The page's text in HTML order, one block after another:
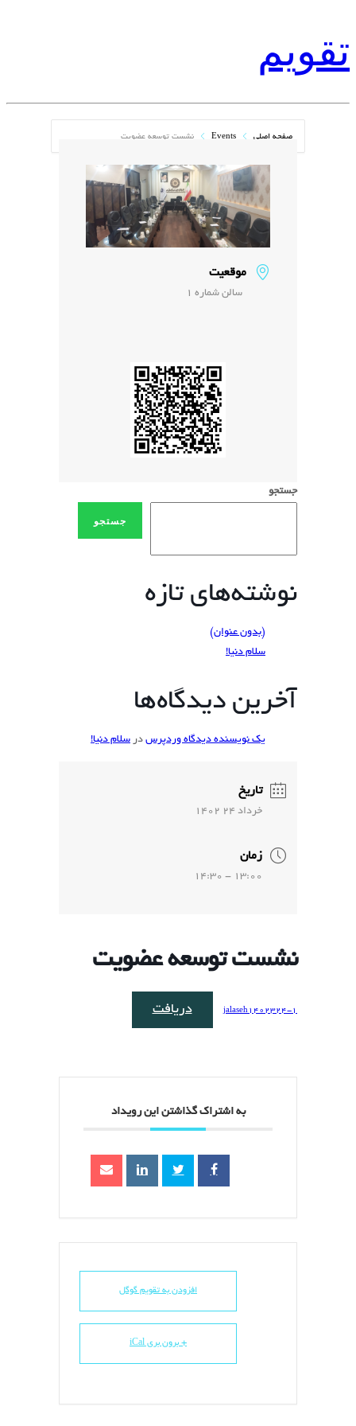
تقویم
صفحه اصلی Events نشست توسعه عضویت
موقعیت
سالن شماره 1
جستجو
جستجو
نوشته‌های تازه
(بدون عنوان)
سلام دنیا!
آخرین دیدگاه‌ها
یک نویسنده دیدگاه وردپرس در سلام دنیا!
تاریخ
خرداد 24 1402
زمان
13:00 - 14:30
نشست توسعه عضویت
jalaseh1402324-1 دریافت
به اشتراک گذاشتن این رویداد
افزودن به تقویم گوگل
+ برون بری iCal